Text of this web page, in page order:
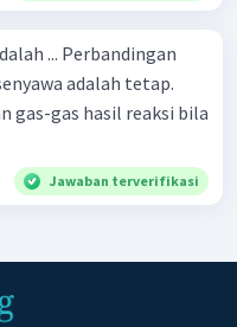
adalah tetap.
gas-gas hasil reaksi bila
Jawaban terverifikasi